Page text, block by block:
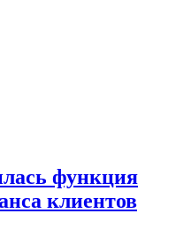
функция
клиентов